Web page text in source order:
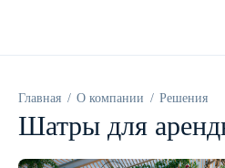
Главная О компании Решения
Шатры для